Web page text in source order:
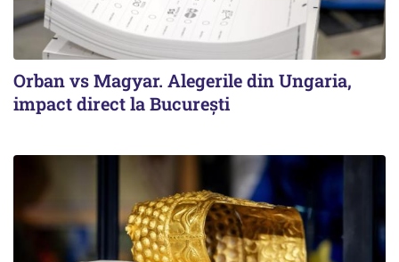
Orban vs Magyar. Alegerile din Ungaria,
impact direct la Bucureşti